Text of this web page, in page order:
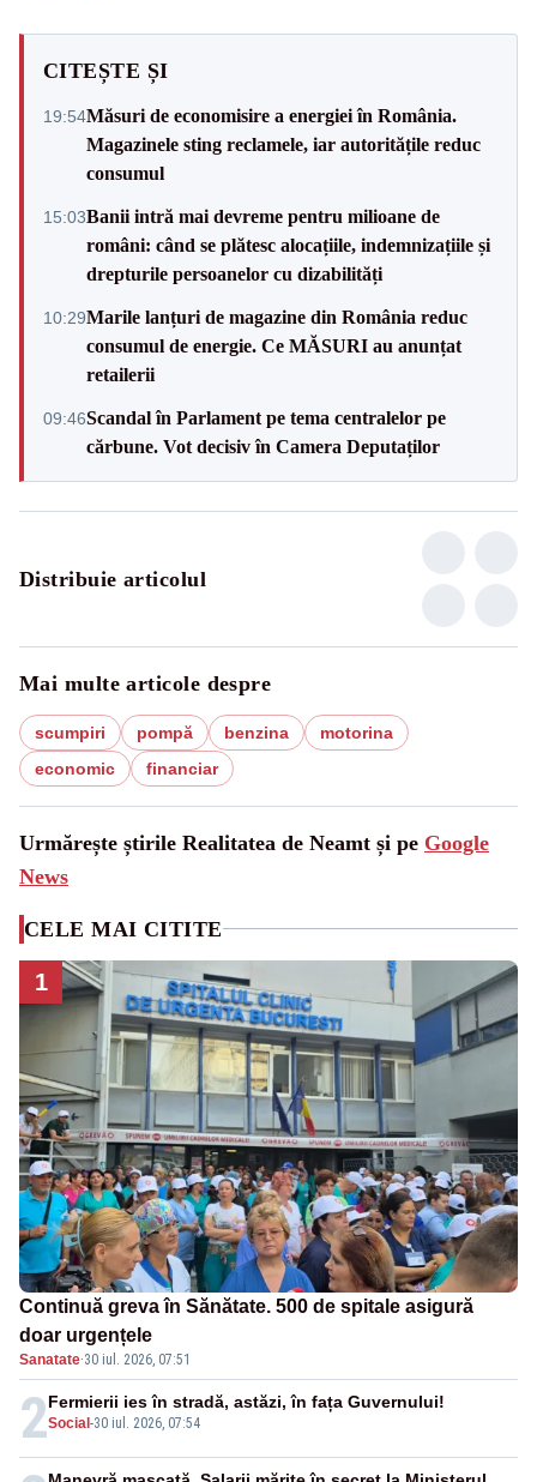
CITEȘTE ȘI
19:54Măsuri de economisire a energiei în România.
Magazinele sting reclamele, iar autoritățile reduc
consumul
15:03Banii intră mai devreme pentru milioane de
români: când se plătesc alocațiile, indemnizațiile și
drepturile persoanelor cu dizabilități
10:29Marile lanțuri de magazine din România reduc
consumul de energie. Ce MĂSURI au anunțat
retailerii
09:46Scandal în Parlament pe tema centralelor pe
cărbune. Vot decisiv în Camera Deputaților
Distribuie articolul
Mai multe articole despre
scumpiri pompă benzina
motorina
economic
financiar
Urmărește știrile Realitatea de Neamt și pe Google
News
CELE MAI CITITE
1
Continuă greva în Sănătate. 500 de spitale asigură
doar urgențele
Sanatate·30 iul. 2026, 07:51
2Social -30 iul. 2026, 07:54
Fermierii ies în stradă, astăzi, în fața Guvernului!